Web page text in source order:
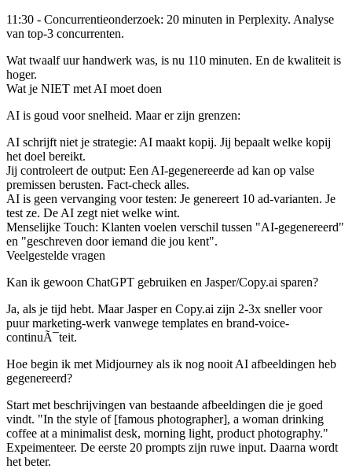
11:30 - Concurrentieonderzoek: 20 minuten in Perplexity. Analyse
van top-3 concurrenten.
Wat twaalf uur handwerk was, is nu 110 minuten. En de kwaliteit is
hoger.
Wat je NIET met AI moet doen
AI is goud voor snelheid. Maar er zijn grenzen:
AI schrijft niet je strategie: AI maakt kopij. Jij bepaalt welke kopij
het doel bereikt.
Jij controleert de output: Een AI-gegenereerde ad kan op valse
premissen berusten. Fact-check alles.
AI is geen vervanging voor testen: Je genereert 10 ad-varianten. Je
test ze. De AI zegt niet welke wint.
Menselijke Touch: Klanten voelen verschil tussen "AI-gegenereerd"
en "geschreven door iemand die jou kent".
Veelgestelde vragen
Kan ik gewoon ChatGPT gebruiken en Jasper/Copy.ai sparen?
Ja, als je tijd hebt. Maar Jasper en Copy.ai zijn 2-3x sneller voor
puur marketing-werk vanwege templates en brand-voice-
continuÃ¯teit.
Hoe begin ik met Midjourney als ik nog nooit AI afbeeldingen heb
gegenereerd?
Start met beschrijvingen van bestaande afbeeldingen die je goed
vindt. "In the style of [famous photographer], a woman drinking
coffee at a minimalist desk, morning light, product photography."
Expeimenteer. De eerste 20 prompts zijn ruwe input. Daarna wordt
het beter.